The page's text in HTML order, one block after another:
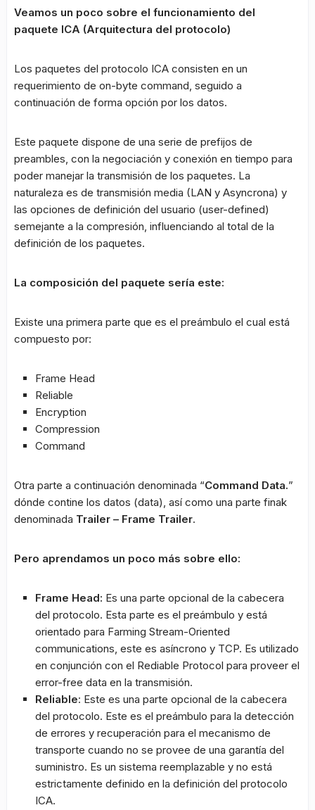
Veamos un poco sobre el funcionamiento del
paquete ICA (Arquitectura del protocolo)
Los paquetes del protocolo ICA consisten en un
requerimiento de on-byte command, seguido a
continuación de forma opción por los datos.
Este paquete dispone de una serie de prefijos de
preambles, con la negociación y conexión en tiempo para
poder manejar la transmisión de los paquetes. La
naturaleza es de transmisión media (LAN y Asyncrona) y
las opciones de definición del usuario (user-defined)
semejante a la compresión, influenciando al total de la
definición de los paquetes.
La composición del paquete sería este:
Existe una primera parte que es el preámbulo el cual está
compuesto por:
Frame Head
Reliable
Encryption
Compression
Command
Otra parte a continuación denominada “Command Data.”
dónde contine los datos (data), así como una parte finak
denominada Trailer – Frame Trailer.
Pero aprendamos un poco más sobre ello:
Frame Head: Es una parte opcional de la cabecera
del protocolo. Esta parte es el preámbulo y está
orientado para Farming Stream-Oriented
communications, este es asíncrono y TCP. Es utilizado
en conjunción con el Rediable Protocol para proveer el
error-free data en la transmisión.
Reliable: Este es una parte opcional de la cabecera
del protocolo. Este es el preámbulo para la detección
de errores y recuperación para el mecanismo de
transporte cuando no se provee de una garantía del
suministro. Es un sistema reemplazable y no está
estrictamente definido en la definición del protocolo
ICA.